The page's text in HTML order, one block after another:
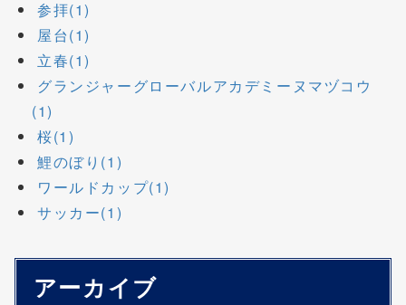
参拝(1)
屋台(1)
立春(1)
グランジャーグローバルアカデミーヌマヅコウ
(1)
桜(1)
鯉のぼり(1)
ワールドカップ(1)
サッカー(1)
アーカイブ